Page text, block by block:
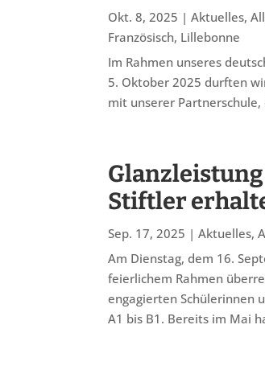
Okt. 8, 2025 |Aktuelles,
Französisch, Lillebonne
Im Rahmen unseres
5. Oktober 2025 durften
mit unserer Partnerschule,
Glanzleistung
Stiftler
Sep. 17, 2025 |Aktuelles,
Am Dienstag, dem 16.
feierlichem Rahmen
engagierten Schülerinnen
A1 bis B1. Bereits im Mai